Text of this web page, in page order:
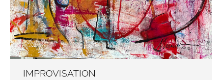
IMPROVISATION